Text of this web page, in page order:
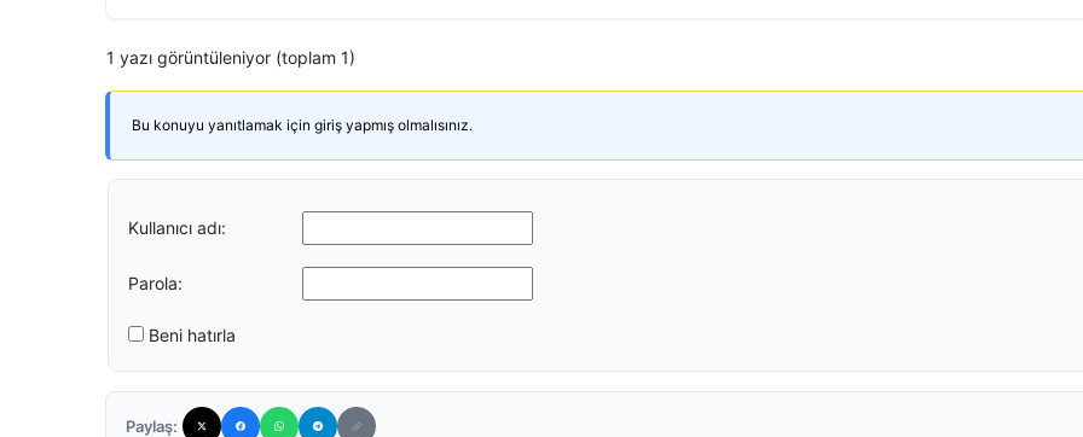
1 yazı görüntüleniyor (toplam 1)
Bu konuyu yanıtlamak için giriş yapmış olmalısınız.
Kullanıcı adı:
Parola:
Beni hatırla
Paylaş: